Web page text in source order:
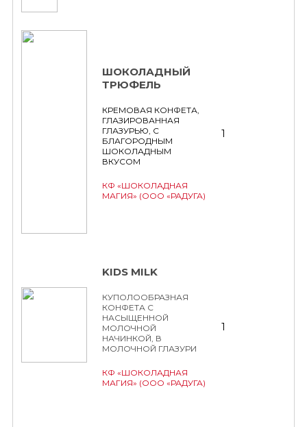
ШОКОЛАДНЫЙ
ТРЮФЕЛЬ
КРЕМОВАЯ КОНФЕТА,
ГЛАЗИРОВАННАЯ
ГЛАЗУРЬЮ, С
БЛАГОРОДНЫМ
ШОКОЛАДНЫМ
ВКУСОМ
КФ «ШОКОЛАДНАЯ
МАГИЯ» (ООО «РАДУГА)
1
KIDS MILK
КУПОЛООБРАЗНАЯ
КОНФЕТА С
НАСЫЩЕННОЙ
МОЛОЧНОЙ
НАЧИНКОЙ, В
МОЛОЧНОЙ ГЛАЗУРИ
КФ «ШОКОЛАДНАЯ
МАГИЯ» (ООО «РАДУГА)
1